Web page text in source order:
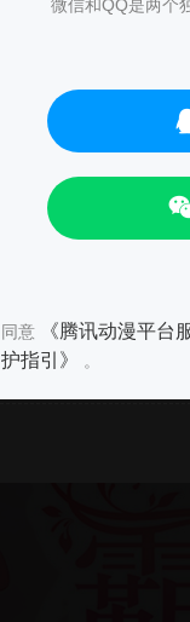
微信和QQ是两个
同意 《腾讯动漫平台
护指引》
。